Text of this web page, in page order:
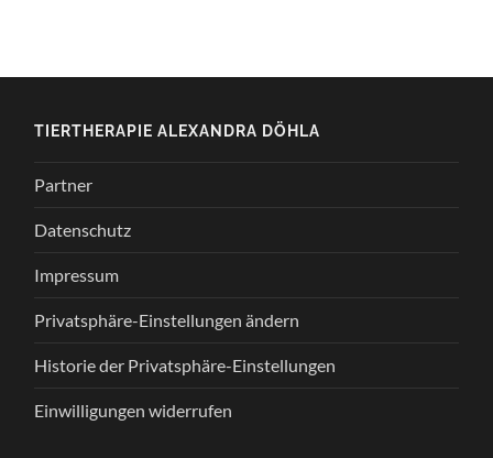
TIERTHERAPIE ALEXANDRA DÖHLA
Partner
Datenschutz
Impressum
Privatsphäre-Einstellungen ändern
Historie der Privatsphäre-Einstellungen
Einwilligungen widerrufen